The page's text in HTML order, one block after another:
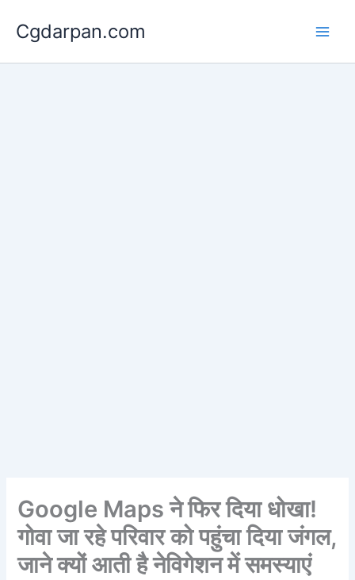
content
Cgdarpan.com
Google Maps ने फिर दिया धोखा!
गोवा जा रहे परिवार को पहुंचा दिया जंगल,
जाने क्यों आती है नेविगेशन में समस्याएं